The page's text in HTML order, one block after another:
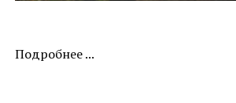
Подробнее ...